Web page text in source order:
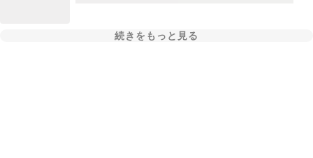
続きをもっと見る